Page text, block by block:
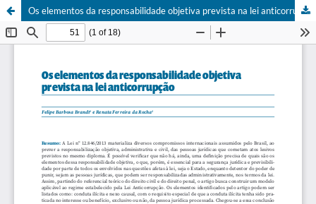
Os elementos da responsabilidade objetiva prevista na lei anticorrupção